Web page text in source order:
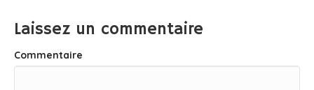
Laissez un commentaire
Commentaire